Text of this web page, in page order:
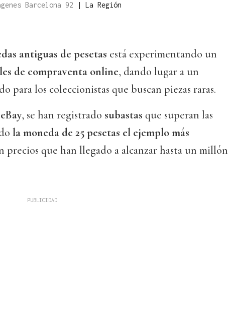
Barcelona 92 | La Región
antiguas de pesetas está experimentando un
de compraventa online, dando lugar a un
para los coleccionistas que buscan piezas raras.
eBay, se han registrado subastas que superan las
la moneda de 25 pesetas el ejemplo más
precios que han llegado a alcanzar hasta un millón